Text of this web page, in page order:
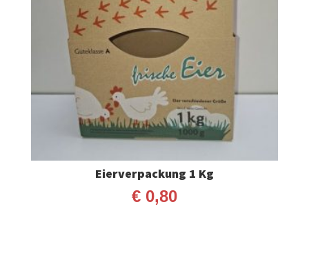
Eierverpackung 1 Kg
€0,80